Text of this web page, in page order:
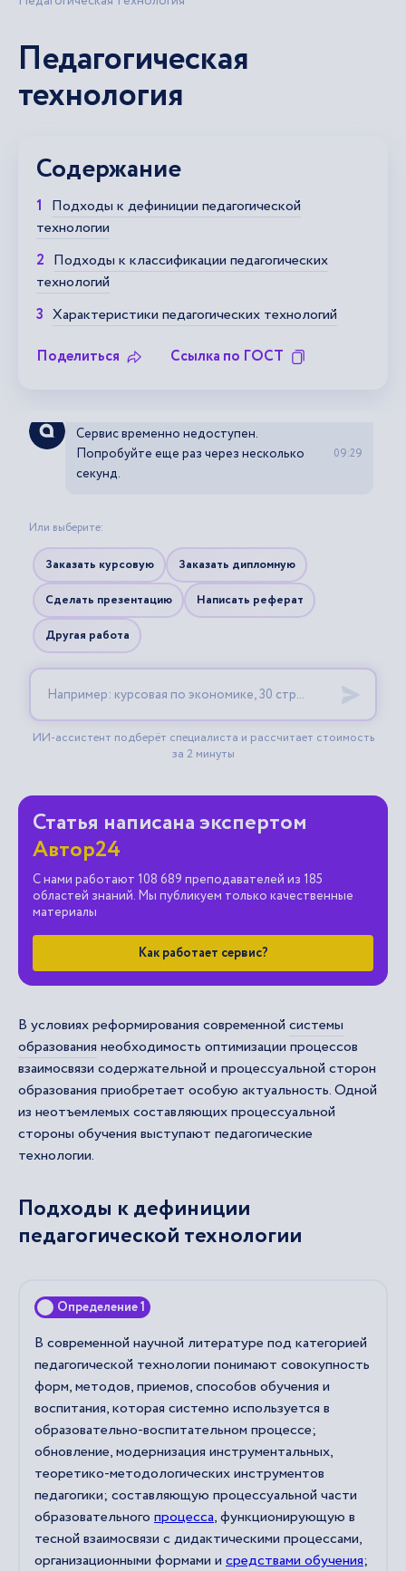
Педагогическая
технология
Содержание
Подходы к дефиниции педагогической
технологии
Подходы к классификации педагогических
технологий
Характеристики педагогических технологий
Поделиться
Ссылка по ГОСТ
Статья написана экспертом
Автор24
С нами работают 108 689 преподавателей из 185
областей знаний. Мы публикуем только качественные
материалы
Как работает сервис?
В условиях реформирования современной системы
образования необходимость оптимизации процессов
взаимосвязи содержательной и процессуальной сторон
образования приобретает особую актуальность. Одной
из неотъемлемых составляющих процессуальной
стороны обучения выступают педагогические
технологии.
Подходы к дефиниции
педагогической технологии
Определение 1
В современной научной литературе под категорией
педагогической технологии понимают совокупность
форм, методов, приемов, способов обучения и
воспитания, которая системно используется в
образовательно-воспитательном процессе;
обновление, модернизация инструментальных,
теоретико-методологических инструментов
педагогики; составляющую процессуальной части
образовательного процесса, функционирующую в
тесной взаимосвязи с дидактическими процессами,
организационными формами и средствами обучения;